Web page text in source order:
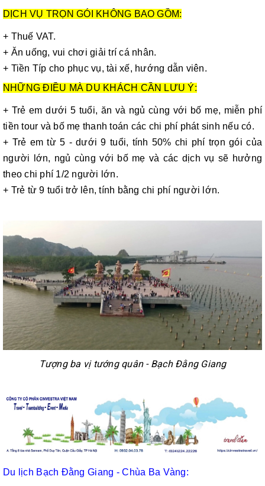
DỊCH VỤ TRỌN GÓI KHÔNG BAO GỒM:
+ Thuế VAT.
+ Ăn uống, vui chơi giải trí cá nhân.
+ Tiền Típ cho phục vụ, tài xế, hướng dẫn viên.
NHỮNG ĐIỀU MÀ DU KHÁCH CẦN LƯU Ý:
+ Trẻ em dưới 5 tuổi, ăn và ngủ cùng với bố mẹ, miễn phí
tiền tour và bố mẹ thanh toán các chi phí phát sinh nếu có.
+ Trẻ em từ 5 - dưới 9 tuổi, tính 50% chi phí trọn gói của
người lớn, ngủ cùng với bố mẹ và các dịch vụ sẽ hưởng
theo chi phí 1/2 người lớn.
+ Trẻ từ 9 tuổi trở lên, tính bằng chi phí người lớn.
Tượng ba vị tướng quân - Bạch Đằng Giang
Du lịch Bạch Đằng Giang - Chùa Ba Vàng: